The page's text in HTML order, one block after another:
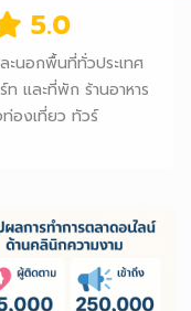
5.0
ะนอกพื้นที่ทั่วประเทศ
ท และที่พัก ร้านอาหาร
องเที่ยว ทัวร์